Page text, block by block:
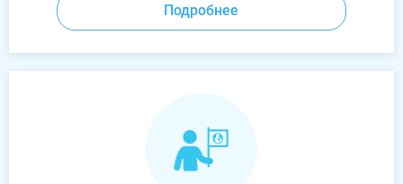
Подробнее